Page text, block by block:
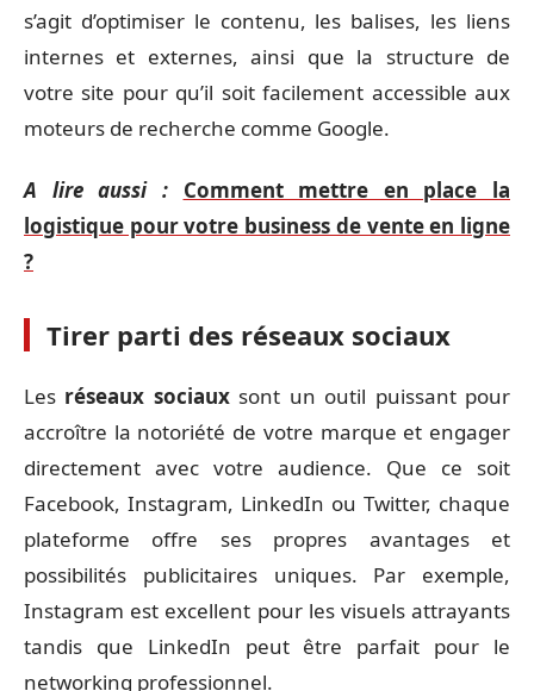
s’agit d’optimiser le contenu, les balises, les liens
internes et externes, ainsi que la structure de
votre site pour qu’il soit facilement accessible aux
moteurs de recherche comme Google.
A lire aussi :
Comment mettre en place la
logistique pour votre business de vente en ligne
?
Tirer parti des réseaux sociaux
Les réseaux sociauxsont un outil puissant pour
accroître la notoriété de votre marque et engager
directement avec votre audience. Que ce soit
Facebook, Instagram, LinkedIn ou Twitter, chaque
plateforme offre ses propres avantages et
possibilités publicitaires uniques. Par exemple,
Instagram est excellent pour les visuels attrayants
tandis que LinkedIn peut être parfait pour le
networking professionnel.